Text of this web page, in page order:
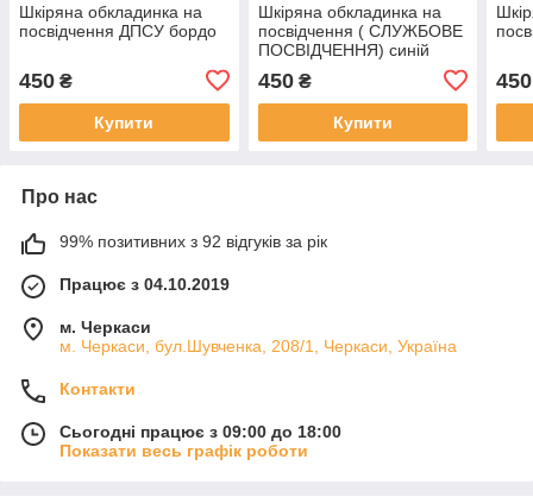
Шкіряна обкладинка на
посвідчення ДПСУ бордо
450 ₴
Купити
Шкіряна обкладинка на
посвідчення ( СЛУЖБОВЕ
ПОСВІДЧЕННЯ) синій
450₴
Купити
450
Про нас
99% позитивних з 92 відгуків за рік
Працює з 04.10.2019
м. Черкаси
м. Черкаси, бул.Шувченка, 208/1, Черкаси, Україна
Контакти
Сьогодні працює з 09:00 до 18:00
Показати весь графік роботи